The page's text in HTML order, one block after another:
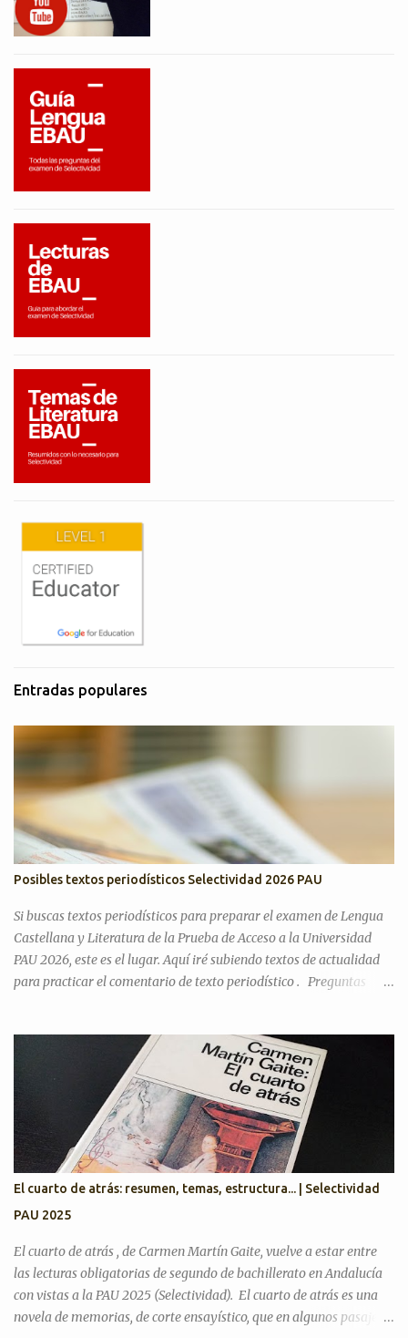
Entradas populares
Posibles textos periodísticos Selectividad 2026 PAU
Si buscas textos periodísticos para preparar el examen de Lengua
Castellana y Literatura de la Prueba de Acceso a la Universidad
PAU 2026, este es el lugar. Aquí iré subiendo textos de actualidad
para practicar el comentario de texto periodístico . Preguntas
el discurso argumentativo (pregunta 3 en PAU Andalucía). PAU
2025. Exámenes titulares, suplentes y reservas ¿Cree que la actual
situación económica y social de España es precaria? ¿Considera
que la literatura cumple alguna función en la actualidad?
¿Considera que la inteligencia artificial podrá sustituir al ser
humano en las creaciones artísticas y en el desarrollo de otras
ciencias? ¿Son todas las opiniones igualmente respetables?
¿Queremos más a nuestra familia o a aquellas personas con las
que tenemos más trato? Artículos para practicar PAU 2026 YO A
TU EDAD José Luis Sastre...
El cuarto de atrás: resumen, temas, estructura... | Selectividad
PAU 2025
El cuarto de atrás , de Carmen Martín Gaite, vuelve a estar entre
las lecturas obligatorias de segundo de bachillerato en Andalucía
con vistas a la PAU 2025 (Selectividad). El cuarto de atrás es una
novela de memorias, de corte ensayístico, que en algunos pasajes